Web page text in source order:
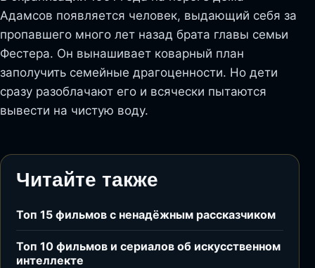
Адамсов появляется человек, выдающий себя за
пропавшего много лет назад брата главы семьи
Фестера. Он вынашивает коварный план
заполучить семейные драгоценности. Но дети
сразу разоблачают его и всячески пытаются
вывести на чистую воду.
Читайте также
Топ 15 фильмов с ненадёжным рассказчиком
Топ 10 фильмов и сериалов об искусственном
интеллекте